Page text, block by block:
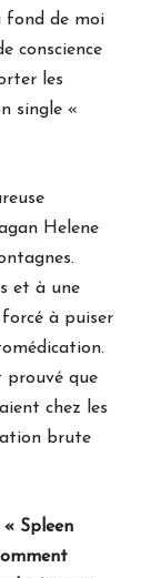
fond de moi
conscience
les
single «
Helene
et à une
à puiser
prouvé que
chez les
brute
Spleen